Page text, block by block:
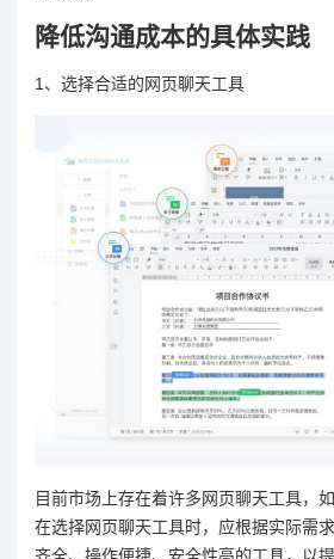
降低沟通成本的具体实践
1、选择合适的网页聊天工具
目前市场上存在着许多网页聊天工具，
在选择网页聊天工具时，应根据实际需